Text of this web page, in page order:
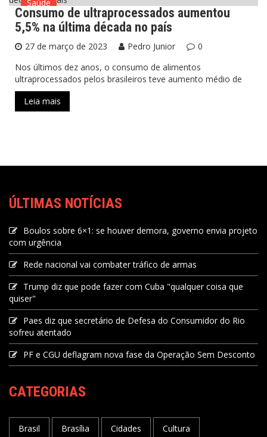
Saúde
Consumo de ultraprocessados aumentou
5,5% na última década no país
27 de março de 2023 Pedro Junior
0
Nos últimos dez anos, o consumo de alimentos
ultraprocessados pelos brasileiros teve aumento médio de
Leia mais
ÚLTIMAS NOTÍCIAS
Boulos sobre 6×1: se houver demora, governo envia projeto
com urgência
Rede nacional vai combater tráfico de armas
Trump diz que pode fazer com Cuba "qualquer coisa que
quiser"
Paes diz que secretário de Defesa do Consumidor do Rio
sofreu atentado
PF e CGU deflagram nova fase da Operação Sem Desconto
CATEGORIAS
Brasil Brasília Cidades Cultura